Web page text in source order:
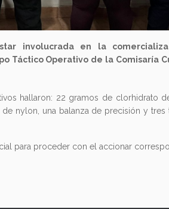
involucrada en la
Táctico Operativo de la Comisaría
hallaron: 22 gramos de clorhidrato
nylon, una balanza de precisión y tres
para proceder con el accionar